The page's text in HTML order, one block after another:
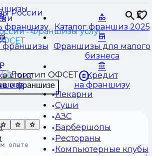
⏳
франшизу Каталог франшиз 2025
франшизы
Франшизы для малого
бизнеса
стоит
Кредит
на франшизу
Пекарни
Суши
АЗС
Барбершопы
Рестораны
Компьютерные клубы
Франшизы услуг
о франшизе